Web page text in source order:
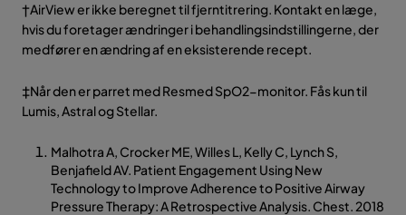
†AirView er ikke beregnet til fjerntitrering. Kontakt en læge,
hvis du foretager ændringer i behandlingsindstillingerne, der
medfører en ændring af en eksisterende recept.
‡Når den er parret med Resmed SpO2-monitor. Fås kun til
Lumis, Astral og Stellar.
Malhotra A, Crocker ME, Willes L, Kelly C, Lynch S,
Benjafield AV. Patient Engagement Using New
Technology to Improve Adherence to Positive Airway
Pressure Therapy: A Retrospective Analysis. Chest. 2018